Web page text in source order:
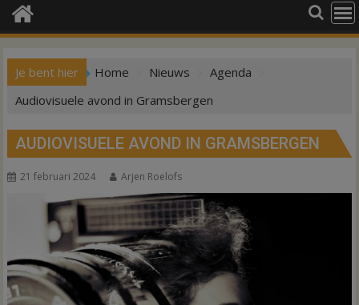
Je bent hier Home Nieuws
Agenda
Audiovisuele avond in Gramsbergen
AUDIOVISUELE AVOND IN GRAMSBERGEN
21 februari 2024 Arjen Roelofs